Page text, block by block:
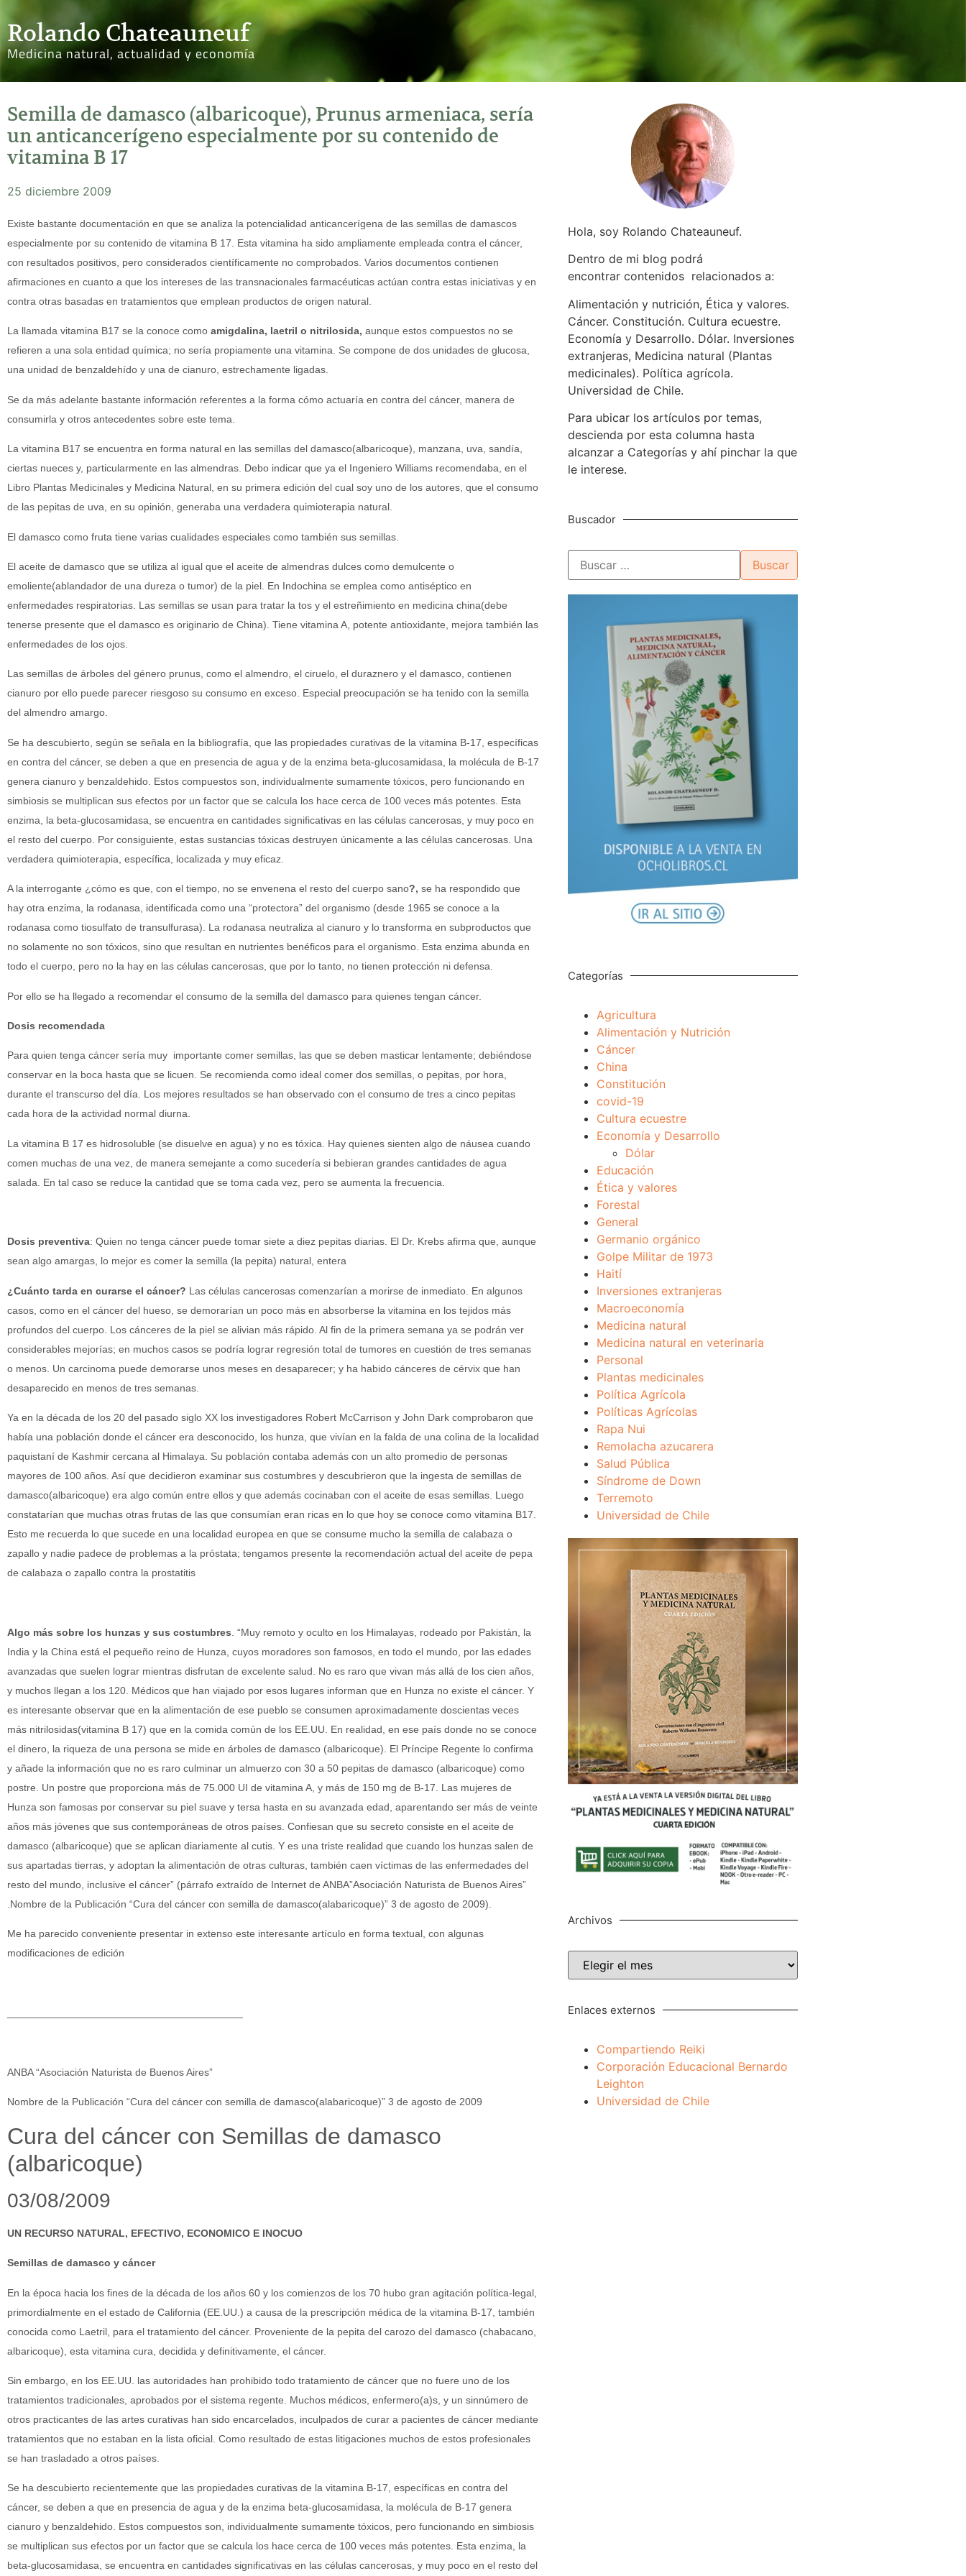
Rolando Chateauneuf
Medicina natural, actualidad y economía
Semilla de damasco (albaricoque), Prunus armeniaca, sería
un anticancerígeno especialmente por su contenido de
vitamina B 17
25 diciembre 2009
Existe bastante documentación en que se analiza la potencialidad anticancerígena de las semillas de damascos
especialmente por su contenido de vitamina B 17. Esta vitamina ha sido ampliamente empleada contra el cáncer,
con resultados positivos, pero considerados científicamente no comprobados. Varios documentos contienen
afirmaciones en cuanto a que los intereses de las transnacionales farmacéuticas actúan contra estas iniciativas y en
contra otras basadas en tratamientos que emplean productos de origen natural.
La llamada vitamina B17 se la conoce como amigdalina, laetril o nitrilosida, aunque estos compuestos no se
refieren a una sola entidad química; no sería propiamente una vitamina. Se compone de dos unidades de glucosa,
una unidad de benzaldehído y una de cianuro, estrechamente ligadas.
Se da más adelante bastante información referentes a la forma cómo actuaría en contra del cáncer, manera de
consumirla y otros antecedentes sobre este tema.
La vitamina B17 se encuentra en forma natural en las semillas del damasco(albaricoque), manzana, uva, sandía,
ciertas nueces y, particularmente en las almendras. Debo indicar que ya el Ingeniero Williams recomendaba, en el
Libro Plantas Medicinales y Medicina Natural, en su primera edición del cual soy uno de los autores, que el consumo
de las pepitas de uva, en su opinión, generaba una verdadera quimioterapia natural.
El damasco como fruta tiene varias cualidades especiales como también sus semillas.
El aceite de damasco que se utiliza al igual que el aceite de almendras dulces como demulcente o
emoliente(ablandador de una dureza o tumor) de la piel. En Indochina se emplea como antiséptico en
enfermedades respiratorias. Las semillas se usan para tratar la tos y el estreñimiento en medicina china(debe
tenerse presente que el damasco es originario de China). Tiene vitamina A, potente antioxidante, mejora también las
enfermedades de los ojos.
Las semillas de árboles del género prunus, como el almendro, el ciruelo, el duraznero y el damasco, contienen
cianuro por ello puede parecer riesgoso su consumo en exceso. Especial preocupación se ha tenido con la semilla
del almendro amargo.
Se ha descubierto, según se señala en la bibliografía, que las propiedades curativas de la vitamina B-17, específicas
en contra del cáncer, se deben a que en presencia de agua y de la enzima beta-glucosamidasa, la molécula de B-17
genera cianuro y benzaldehido. Estos compuestos son, individualmente sumamente tóxicos, pero funcionando en
simbiosis se multiplican sus efectos por un factor que se calcula los hace cerca de 100 veces más potentes. Esta
enzima, la beta-glucosamidasa, se encuentra en cantidades significativas en las células cancerosas, y muy poco en
el resto del cuerpo. Por consiguiente, estas sustancias tóxicas destruyen únicamente a las células cancerosas. Una
verdadera quimioterapia, específica, localizada y muy eficaz.
A la interrogante ¿cómo es que, con el tiempo, no se envenena el resto del cuerpo sano?, se ha respondido que
hay otra enzima, la rodanasa, identificada como una “protectora” del organismo (desde 1965 se conoce a la
rodanasa como tiosulfato de transulfurasa). La rodanasa neutraliza al cianuro y lo transforma en subproductos que
no solamente no son tóxicos, sino que resultan en nutrientes benéficos para el organismo. Esta enzima abunda en
todo el cuerpo, pero no la hay en las células cancerosas, que por lo tanto, no tienen protección ni defensa.
Por ello se ha llegado a recomendar el consumo de la semilla del damasco para quienes tengan cáncer.
Dosis recomendada
Para quien tenga cáncer sería muy importante comer semillas, las que se deben masticar lentamente; debiéndose
conservar en la boca hasta que se licuen. Se recomienda como ideal comer dos semillas, o pepitas, por hora,
durante el transcurso del día. Los mejores resultados se han observado con el consumo de tres a cinco pepitas
cada hora de la actividad normal diurna.
La vitamina B 17 es hidrosoluble (se disuelve en agua) y no es tóxica. Hay quienes sienten algo de náusea cuando
comen muchas de una vez, de manera semejante a como sucedería si bebieran grandes cantidades de agua
salada. En tal caso se reduce la cantidad que se toma cada vez, pero se aumenta la frecuencia.
Dosis preventiva: Quien no tenga cáncer puede tomar siete a diez pepitas diarias. El Dr. Krebs afirma que, aunque
sean algo amargas, lo mejor es comer la semilla (la pepita) natural, entera
¿Cuánto tarda en curarse el cáncer? Las células cancerosas comenzarían a morirse de inmediato. En algunos
casos, como en el cáncer del hueso, se demorarían un poco más en absorberse la vitamina en los tejidos más
profundos del cuerpo. Los cánceres de la piel se alivian más rápido. Al fin de la primera semana ya se podrán ver
considerables mejorías; en muchos casos se podría lograr regresión total de tumores en cuestión de tres semanas
o menos. Un carcinoma puede demorarse unos meses en desaparecer; y ha habido cánceres de cérvix que han
desaparecido en menos de tres semanas.
Ya en la década de los 20 del pasado siglo XX los investigadores Robert McCarrison y John Dark comprobaron que
había una población donde el cáncer era desconocido, los hunza, que vivían en la falda de una colina de la localidad
paquistaní de Kashmir cercana al Himalaya. Su población contaba además con un alto promedio de personas
mayores de 100 años. Así que decidieron examinar sus costumbres y descubrieron que la ingesta de semillas de
damasco(albaricoque) era algo común entre ellos y que además cocinaban con el aceite de esas semillas. Luego
constatarían que muchas otras frutas de las que consumían eran ricas en lo que hoy se conoce como vitamina B17.
Esto me recuerda lo que sucede en una localidad europea en que se consume mucho la semilla de calabaza o
zapallo y nadie padece de problemas a la próstata; tengamos presente la recomendación actual del aceite de pepa
de calabaza o zapallo contra la prostatitis
Algo más sobre los hunzas y sus costumbres . “Muy remoto y oculto en los Himalayas, rodeado por Pakistán, la
India y la China está el pequeño reino de Hunza, cuyos moradores son famosos, en todo el mundo, por las edades
avanzadas que suelen lograr mientras disfrutan de excelente salud. No es raro que vivan más allá de los cien años,
y muchos llegan a los 120. Médicos que han viajado por esos lugares informan que en Hunza no existe el cáncer. Y
es interesante observar que en la alimentación de ese pueblo se consumen aproximadamente doscientas veces
más nitrilosidas(vitamina B 17) que en la comida común de los EE.UU. En realidad, en ese país donde no se conoce
el dinero, la riqueza de una persona se mide en árboles de damasco (albaricoque). El Príncipe Regente lo confirma
y añade la información que no es raro culminar un almuerzo con 30 a 50 pepitas de damasco (albaricoque) como
postre. Un postre que proporciona más de 75.000 UI de vitamina A, y más de 150 mg de B-17. Las mujeres de
Hunza son famosas por conservar su piel suave y tersa hasta en su avanzada edad, aparentando ser más de veinte
años más jóvenes que sus contemporáneas de otros países. Confiesan que su secreto consiste en el aceite de
damasco (albaricoque) que se aplican diariamente al cutis. Y es una triste realidad que cuando los hunzas salen de
sus apartadas tierras, y adoptan la alimentación de otras culturas, también caen víctimas de las enfermedades del
resto del mundo, inclusive el cáncer” (párrafo extraído de Internet de ANBA”Asociación Naturista de Buenos Aires”
.Nombre de la Publicación “Cura del cáncer con semilla de damasco(alabaricoque)” 3 de agosto de 2009).
Me ha parecido conveniente presentar in extenso este interesante artículo en forma textual, con algunas
modificaciones de edición
ANBA “Asociación Naturista de Buenos Aires”
Nombre de la Publicación “Cura del cáncer con semilla de damasco(alabaricoque)” 3 de agosto de 2009
Cura del cáncer con Semillas de damasco
(albaricoque)
03/08/2009
UN RECURSO NATURAL, EFECTIVO, ECONOMICO E INOCUO
Semillas de damasco y cáncer
En la época hacia los fines de la década de los años 60 y los comienzos de los 70 hubo gran agitación política-legal,
primordialmente en el estado de California (EE.UU.) a causa de la prescripción médica de la vitamina B-17, también
conocida como Laetril, para el tratamiento del cáncer. Proveniente de la pepita del carozo del damasco (chabacano,
albaricoque), esta vitamina cura, decidida y definitivamente, el cáncer.
Sin embargo, en los EE.UU. las autoridades han prohibido todo tratamiento de cáncer que no fuere uno de los
tratamientos tradicionales, aprobados por el sistema regente. Muchos médicos, enfermero(a)s, y un sinnúmero de
otros practicantes de las artes curativas han sido encarcelados, inculpados de curar a pacientes de cáncer mediante
tratamientos que no estaban en la lista oficial. Como resultado de estas litigaciones muchos de estos profesionales
se han trasladado a otros países.
Se ha descubierto recientemente que las propiedades curativas de la vitamina B-17, específicas en contra del
cáncer, se deben a que en presencia de agua y de la enzima beta-glucosamidasa, la molécula de B-17 genera
cianuro y benzaldehido. Estos compuestos son, individualmente sumamente tóxicos, pero funcionando en simbiosis
se multiplican sus efectos por un factor que se calcula los hace cerca de 100 veces más potentes. Esta enzima, la
beta-glucosamidasa, se encuentra en cantidades significativas en las células cancerosas, y muy poco en el resto del
Hola, soy Rolando Chateauneuf.
Dentro de mi blog podrá
encontrar contenidos relacionados a:
Alimentación y nutrición, Ética y valores.
Cáncer. Constitución. Cultura ecuestre.
Economía y Desarrollo. Dólar. Inversiones
extranjeras, Medicina natural (Plantas
medicinales). Política agrícola.
Universidad de Chile.
Para ubicar los artículos por temas,
descienda por esta columna hasta
alcanzar a Categorías y ahí pinchar la que
le interese.
Buscador
Categorías
Agricultura
Alimentación y Nutrición
Cáncer
China
Constitución
covid-19
Cultura ecuestre
Economía y Desarrollo
Dólar
Educación
Ética y valores
Forestal
General
Germanio orgánico
Golpe Militar de 1973
Haití
Inversiones extranjeras
Macroeconomía
Medicina natural
Medicina natural en veterinaria
Personal
Plantas medicinales
Política Agrícola
Políticas Agrícolas
Rapa Nui
Remolacha azucarera
Salud Pública
Síndrome de Down
Terremoto
Universidad de Chile
Archivos
Enlaces externos
Compartiendo Reiki
Corporación Educacional Bernardo
Leighton
Universidad de Chile